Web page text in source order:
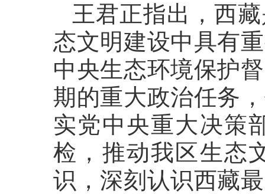
王君正指出，西
态文明建设中具有
中央生态环境保护
期的重大政治任务
实党中央重大决策
检，推动我区生态
识，深刻认识西藏